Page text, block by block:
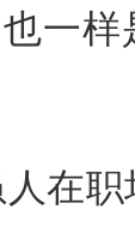
一
在职